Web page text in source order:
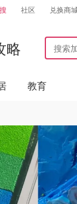
社区 兑换商
略
教育